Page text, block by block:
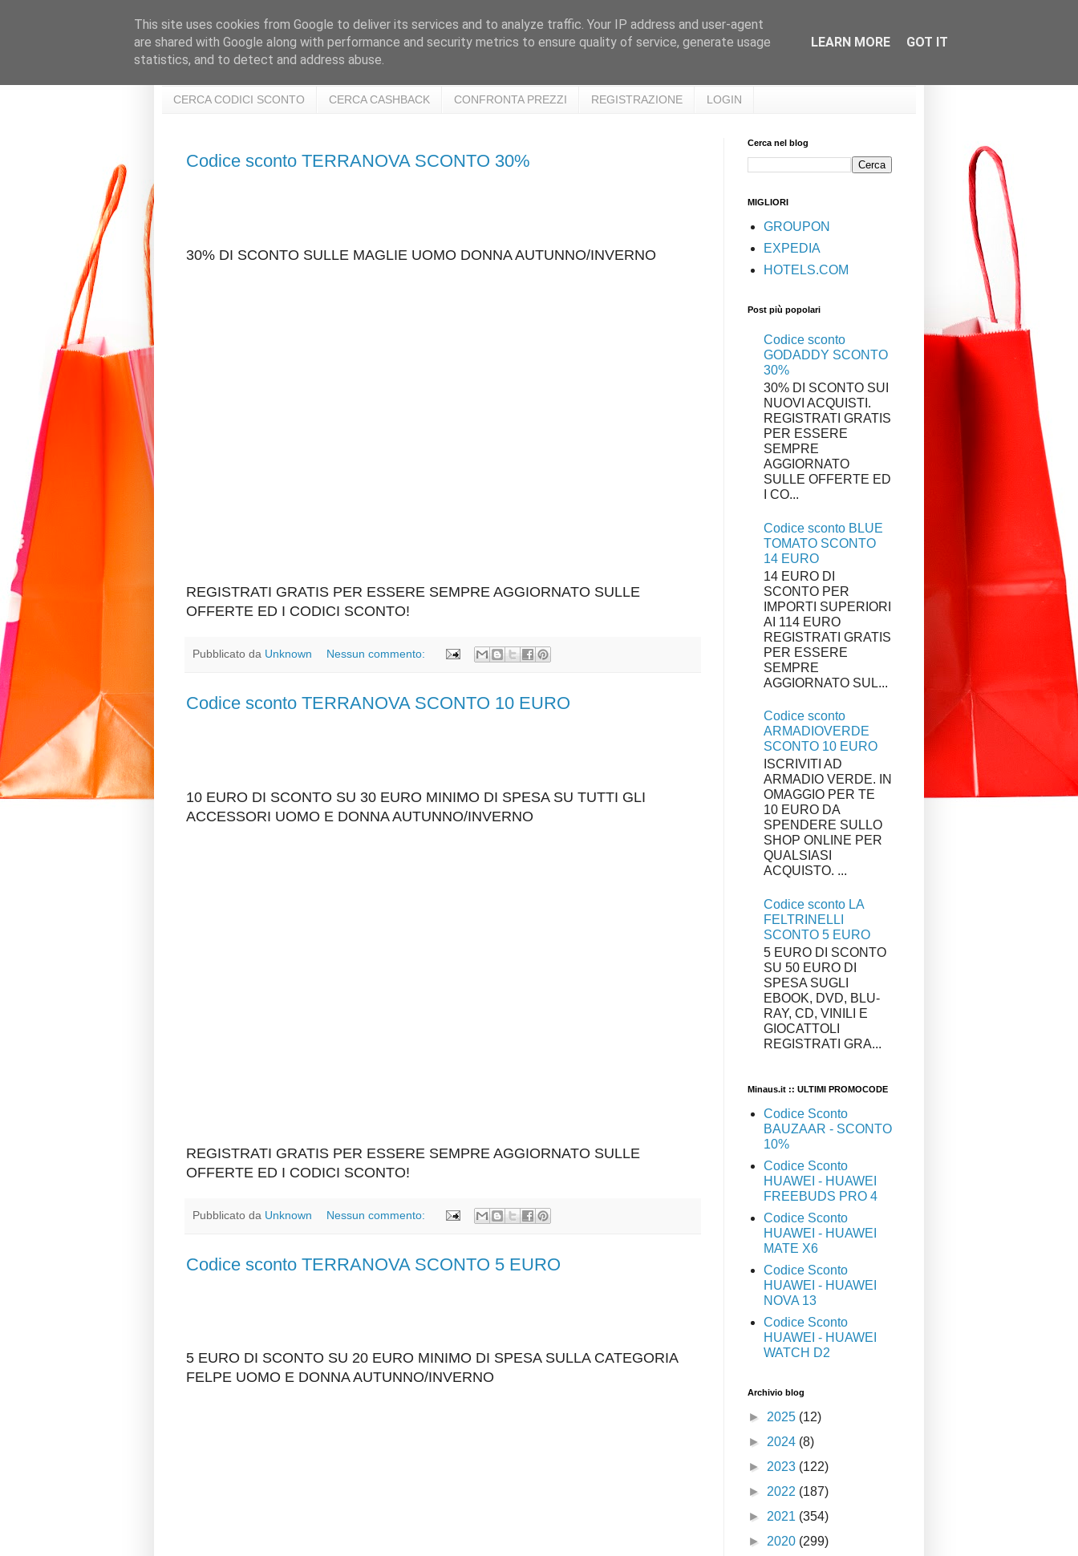
CERCA CODICI SCONTO CERCA CASHBACK CONFRONTA PREZZI REGISTRAZIONE LOGIN
Codice sconto TERRANOVA SCONTO 30%
30% DI SCONTO SULLE MAGLIE UOMO DONNA AUTUNNO/INVERNO
REGISTRATI GRATIS PER ESSERE SEMPRE AGGIORNATO SULLE
OFFERTE ED I CODICI SCONTO!
Pubblicato da Unknown Nessun commento:
Codice sconto TERRANOVA SCONTO 10 EURO
10 EURO DI SCONTO SU 30 EURO MINIMO DI SPESA SU TUTTI GLI
ACCESSORI UOMO E DONNA AUTUNNO/INVERNO
REGISTRATI GRATIS PER ESSERE SEMPRE AGGIORNATO SULLE
OFFERTE ED I CODICI SCONTO!
Pubblicato da Unknown Nessun commento:
Codice sconto TERRANOVA SCONTO 5 EURO
5 EURO DI SCONTO SU 20 EURO MINIMO DI SPESA SULLA CATEGORIA
FELPE UOMO E DONNA AUTUNNO/INVERNO
Cerca nel blog
MIGLIORI
GROUPON
EXPEDIA
HOTELS.COM
Post più popolari
Codice sconto
GODADDY SCONTO
30%
30% DI SCONTO SUI
NUOVI ACQUISTI.
REGISTRATI GRATIS
PER ESSERE
SEMPRE
AGGIORNATO
SULLE OFFERTE ED
I CO...
Codice sconto BLUE
TOMATO SCONTO
14 EURO
14 EURO DI
SCONTO PER
IMPORTI SUPERIORI
AI 114 EURO
REGISTRATI GRATIS
PER ESSERE
SEMPRE
AGGIORNATO SUL...
Codice sconto
ARMADIOVERDE
SCONTO 10 EURO
ISCRIVITI AD
ARMADIO VERDE. IN
OMAGGIO PER TE
10 EURO DA
SPENDERE SULLO
SHOP ONLINE PER
QUALSIASI
ACQUISTO. ...
Codice sconto LA
FELTRINELLI
SCONTO 5 EURO
5 EURO DI SCONTO
SU 50 EURO DI
SPESA SUGLI
EBOOK, DVD, BLU-
RAY, CD, VINILI E
GIOCATTOLI
REGISTRATI GRA...
Minaus.it :: ULTIMI PROMOCODE
Codice Sconto
BAUZAAR - SCONTO
10%
Codice Sconto
HUAWEI - HUAWEI
FREEBUDS PRO 4
Codice Sconto
HUAWEI - HUAWEI
MATE X6
Codice Sconto
HUAWEI - HUAWEI
NOVA 13
Codice Sconto
HUAWEI - HUAWEI
WATCH D2
Archivio blog
► 2025 (12)
► 2024 (8)
► 2023 (122)
► 2022 (187)
► 2021 (354)
► 2020 (299)
This site uses cookies from Google to deliver its services and to analyze traffic. Your IP address and user-agent
are shared with Google along with performance and security metrics to ensure quality of service, generate usage
statistics, and to detect and address abuse.
LEARN MORE GOT IT